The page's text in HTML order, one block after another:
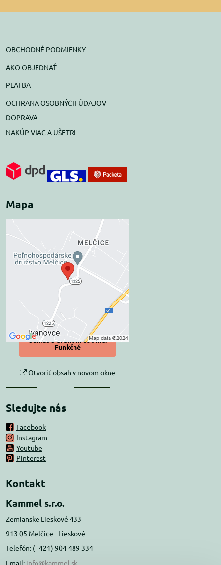
OBCHODNÉ PODMIENKY
AKO OBJEDNAŤ
PLATBA
OCHRANA OSOBNÝCH ÚDAJOV
DOPRAVA
NAKÚP VIAC A UŠETRI
Mapa
Externý obsah je
blokovaný Voľbami
súkromia
Prajete si načítať externý obsah?
Povoliť tentokrát
Povoliť a zapamätať -
súhlas s druhom cookie:
Funkčné
Otvoriť obsah v novom okne
Sledujte nás
Facebook
Instagram
Youtube
Pinterest
Kontakt
Kammel s.r.o.
Zemianske Lieskové 433
913 05 Melčice - Lieskové
Telefón: (+421) 904 489 334
Email: info@kammel.sk